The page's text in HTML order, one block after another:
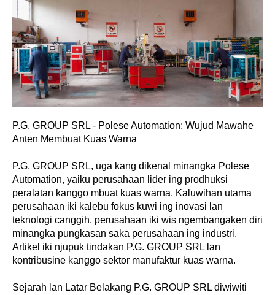
P.G. GROUP SRL - Polese Automation: Wujud Mawahe
Anten Membuat Kuas Warna
P.G. GROUP SRL, uga kang dikenal minangka Polese
Automation, yaiku perusahaan lider ing prodhuksi
peralatan kanggo mbuat kuas warna. Kaluwihan utama
perusahaan iki kalebu fokus kuwi ing inovasi lan
teknologi canggih, perusahaan iki wis ngembangaken diri
minangka pungkasan saka perusahaan ing industri.
Artikel iki njupuk tindakan P.G. GROUP SRL lan
kontribusine kanggo sektor manufaktur kuas warna.
Sejarah lan Latar Belakang P.G. GROUP SRL diwiwiti